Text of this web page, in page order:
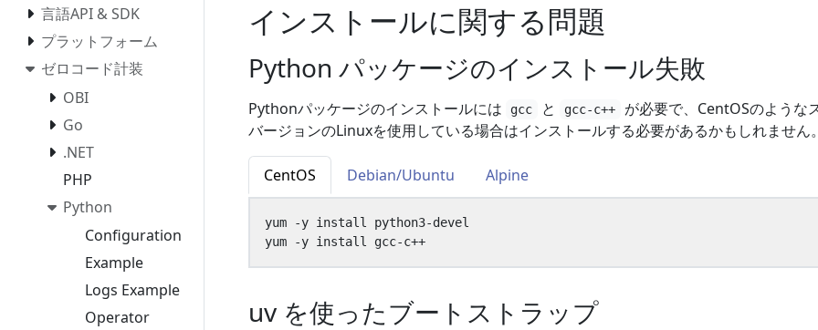
言語API & SDK
プラットフォーム
ゼロコード計装
OBI
Go
.NET
PHP
Python
Configuration
Example
Logs Example
Operator
インストールに関する問題
Python パッケージのインストール失敗
Pythonパッケージのインストールには gcc と gcc-c++
が必要で、CentOSのような
バージョンのLinuxを使用している場合はインストールする必要があるかもしれません。
CentOS Debian/Ubuntu Alpine
uv を使ったブートストラップ